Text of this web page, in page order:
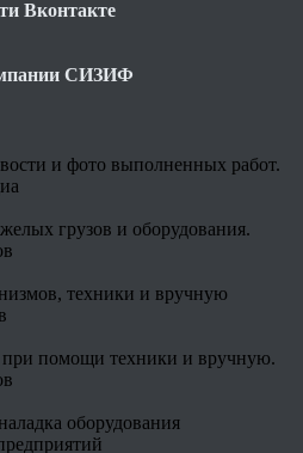
и фото выполненных работ.
грузов и оборудования.
техники и вручную
помощи техники и вручную.
оборудования